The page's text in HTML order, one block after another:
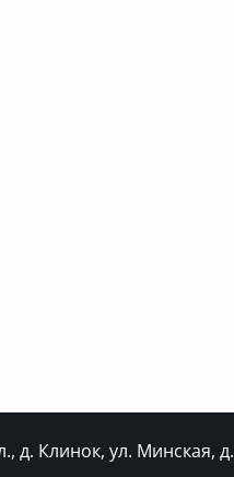
д. Клинок, ул. Минская, д.